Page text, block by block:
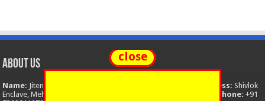
About Us
Name: Jitendra Singh Address: Shivlok
Enclave, Mehuwala Mafi, Dehradun, Uttarakhand, 248001, India
Phone: +91
close